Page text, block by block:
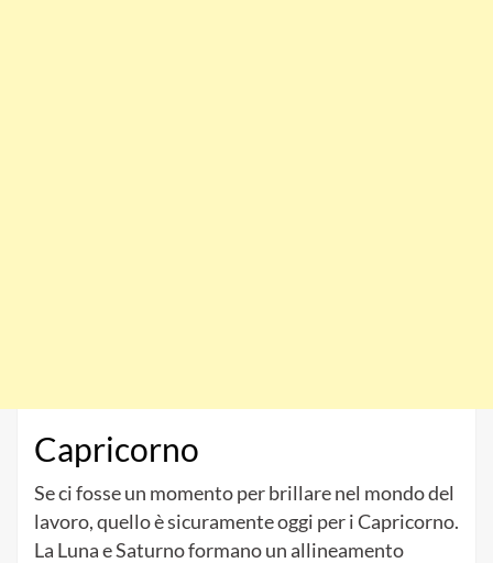
Capricorno
Se ci fosse un momento per brillare nel mondo del
lavoro, quello è sicuramente oggi per i Capricorno.
La Luna e Saturno formano un allineamento